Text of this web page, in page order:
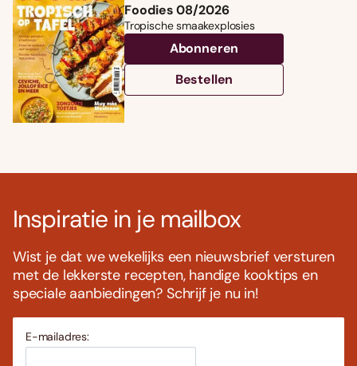
Foodies 08/2026
Tropische smaakexplosies
Abonneren
Bestellen
Inspiratie in je mailbox
Wist je dat we wekelijks een nieuwsbrief versturen
met de lekkerste recepten, handige kooktips en
speciale aanbiedingen? Schrijf je nu in!
E-mailadres: